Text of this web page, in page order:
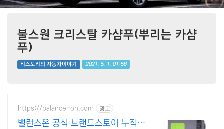
불스원 크리스탈 카샴푸(뿌리는 카샴
푸)
티스도리의 자동차이야기 2021. 5. 1. 01:58
https://balance-on.com 광고
밸런스온 공식 브랜드스토어 누적